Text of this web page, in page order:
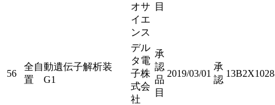
オサ
イエ
ンス
目
56
全自動遺伝子解析装
置 G1
デル
タ電
子株
式会
社
承
認
品
目
2019/03/01
承
認